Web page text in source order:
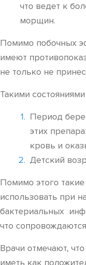
что ведет к
морщин.
Помимо побочных
имеют
не только не
Такими
Период
этих
кровь и
Детский
Помимо этого
использовать при
бактериальных
что
Врачи отмечают,
иметь как